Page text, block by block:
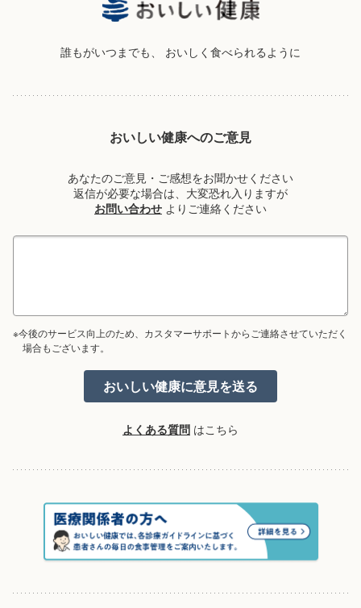
誰もがいつまでも、 おいしく食べられるように
おいしい健康へのご意見
あなたのご意見・ご感想をお聞かせください
返信が必要な場合は、大変恐れ入りますが
お問い合わせ よりご連絡ください
※今後のサービス向上のため、カスタマーサポートからご連絡させていただく
場合もございます。
よくある質問 はこちら